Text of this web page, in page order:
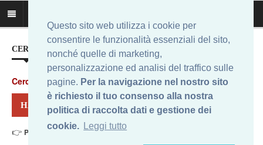
Questo sito web utilizza i cookie per
consentire le funzionalità essenziali del sito,
nonché quelle di marketing,
personalizzazione ed analisi del traffico sulle
pagine. Per la navigazione nel nostro sito
è richiesto il tuo consenso alla nostra
politica di raccolta dati e gestione dei
cookie. Leggi tutto
CERCA IL MIGLIOR PREZZO...
Cerca
HAI CERCATO: DAIWA PROTEUS 2000
👉 Prezzo Min. 69,99 Eur - Prezzo Max 71,75 Eur